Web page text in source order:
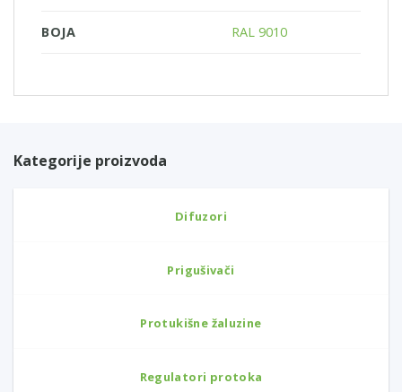
BOJA RAL 9010
Kategorije proizvoda
Difuzori
Prigušivači
Protukišne žaluzine
Regulatori protoka